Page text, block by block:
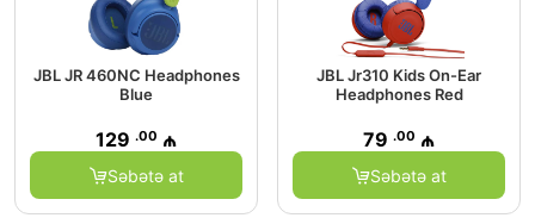
JBL JR 460NC Headphones
Blue
129 .00 ₼
Səbətə at
JBL Jr310 Kids On-Ear
Headphones Red
79 .00 ₼
Səbətə at